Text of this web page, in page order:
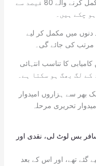
جائزے سمیت دیگر مراحل کامیابی سے مکمل کرنے والے 80 فیصد سے
چکے ہیں۔
دنوں میں مکمل کر لیے
کی جائے گی۔
بتایا کہ سی ایس ایس 2025 میں کامیابی کا تناسب انتہائی
بھر سے ہزاروں امیدوار
مگر صرف 2.77 فیصد امیدوار تحریری مرحلہ
بس لوٹ لی، نقدی اور
2025 کو جاری کیے گئے تھے، اور اس کے بعد